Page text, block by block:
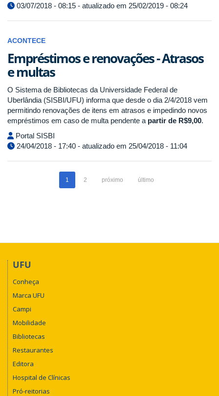
03/07/2018 - 08:15 - atualizado em 25/02/2019 - 08:24
ACONTECE
Empréstimos e renovações - Atrasos
e multas
O Sistema de Bibliotecas da Universidade Federal de
Uberlândia (SISBI/UFU) informa que desde o dia 2/4/2018 vem
permitindo renovações de itens em atrasos e impedindo novos
empréstimos em caso de multa pendente a partir de R$9,00.
Portal SISBI
24/04/2018 - 17:40 - atualizado em 25/04/2018 - 11:04
1 2 próximo último
UFU
Conheça
Marca UFU
Campi
Mobilidade
Bibliotecas
Restaurantes
Editora
Hospital de Clínicas
Pró-reitorias